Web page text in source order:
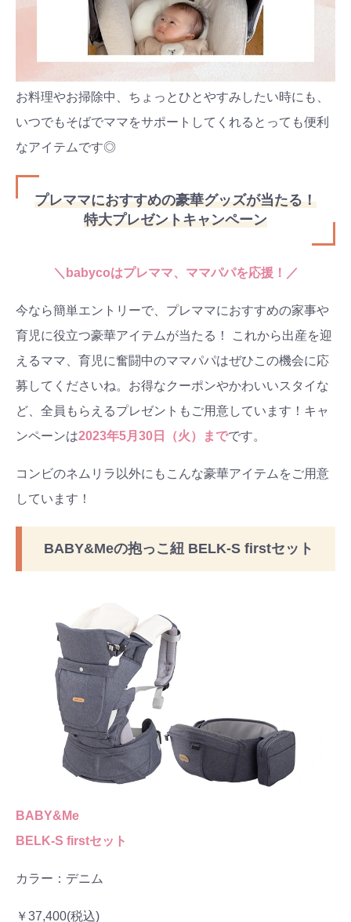
お料理やお掃除中、ちょっとひとやすみしたい時にも、
いつでもそばでママをサポートしてくれるとっても便利
なアイテムです◎
プレママにおすすめの豪華グッズが当たる！
特大プレゼントキャンペーン
＼babycoはプレママ、ママパパを応援！／
今なら簡単エントリーで、プレママにおすすめの家事や
育児に役立つ豪華アイテムが当たる！ これから出産を迎
えるママ、育児に奮闘中のママパパはぜひこの機会に応
募してくださいね。お得なクーポンやかわいいスタイな
ど、全員もらえるプレゼントもご用意しています！キャ
ンペーンは2023年5月30日（火）までです。
コンビのネムリラ以外にもこんな豪華アイテムをご用意
しています！
BABY&Meの抱っこ紐 BELK-S firstセット
BABY&Me
BELK-S firstセット
カラー：デニム
￥37,400(税込)